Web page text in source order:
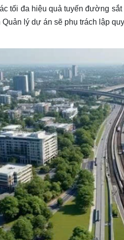
tối đa hiệu quả tuyến đường
lý dự án sẽ phụ trách lập